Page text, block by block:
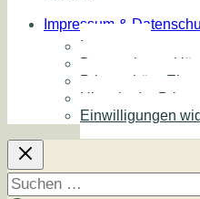
Impressum &
Impressum
Privatsphäre-
Historie der
Einwilligungen
Suchen